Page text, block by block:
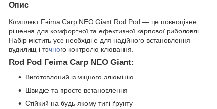
Опис
Комплект Feima Carp NEO Giant Rod Pod — це повноцінне
рішення для комфортної та ефективної карпової риболовлі.
Набір містить усе необхідне для надійного встановлення
вудилищ і точного контролю клювання.
Rod Pod Feima Carp NEO Giant:
Виготовлений із міцного алюмінію
Швидке та просте встановлення
Стійкий на будь-якому типі ґрунту